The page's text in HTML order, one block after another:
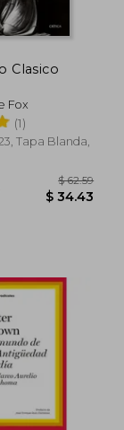
Clasico
Fox
(1)
Tapa Blanda,